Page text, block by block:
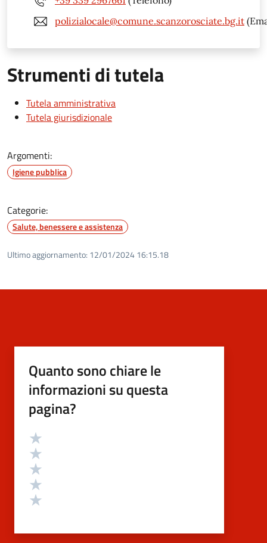
polizialocale@comune.scanzorosciate.bg.it
Strumenti di tutela
Tutela amministrativa
Tutela giurisdizionale
Argomenti:
Igiene pubblica
Categorie:
Salute, benessere e assistenza
Ultimo aggiornamento: 12/01/2024 16:15.18
Quanto sono chiare le
informazioni su questa
pagina?
Valutazione